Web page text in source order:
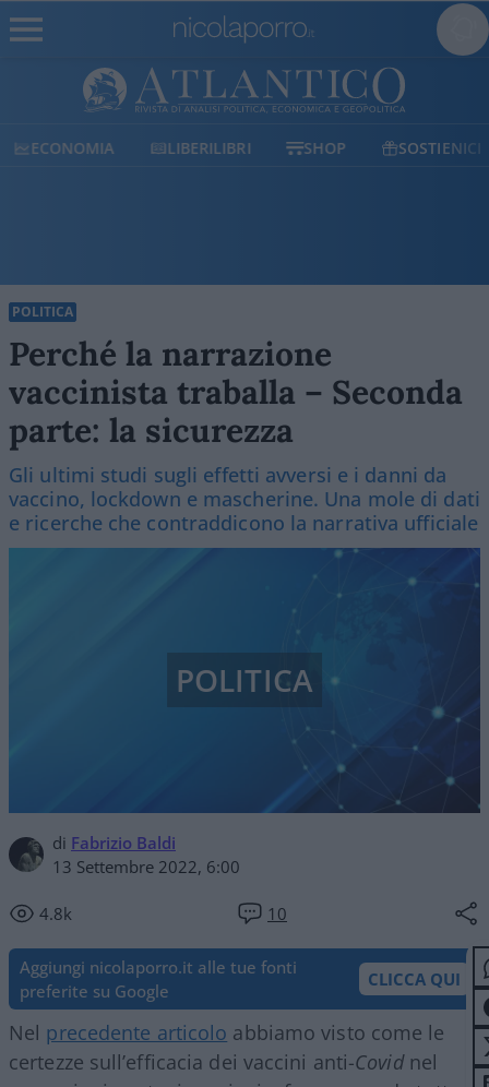
ECONOMIA LIBERILIBRI SHOP SOSTIENICI
POLITICA
Perché la narrazione
vaccinista traballa – Seconda
parte: la sicurezza
Gli ultimi studi sugli effetti avversi e i danni da
vaccino, lockdown e mascherine. Una mole di dati
e ricerche che contraddicono la narrativa ufficiale
di Fabrizio Baldi
13 Settembre 2022, 6:00
4.8k 10
POLITICA
Aggiungi nicolaporro.it alle tue fonti
preferite su Google
CLICCA QUI
Nel precedente articolo abbiamo visto come le
certezze sull’efficacia dei vaccini anti-Covidnel